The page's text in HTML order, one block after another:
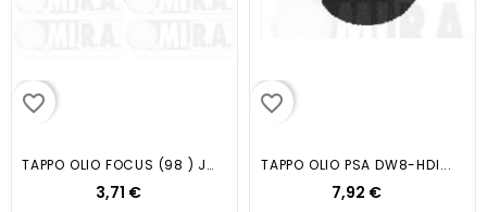
favorite_border
TAPPO OLIO FOCUS (98 ) JUMPER...
3,71 €
favorite_border
TAPPO OLIO PSA DW8-HDI...
7,92 €